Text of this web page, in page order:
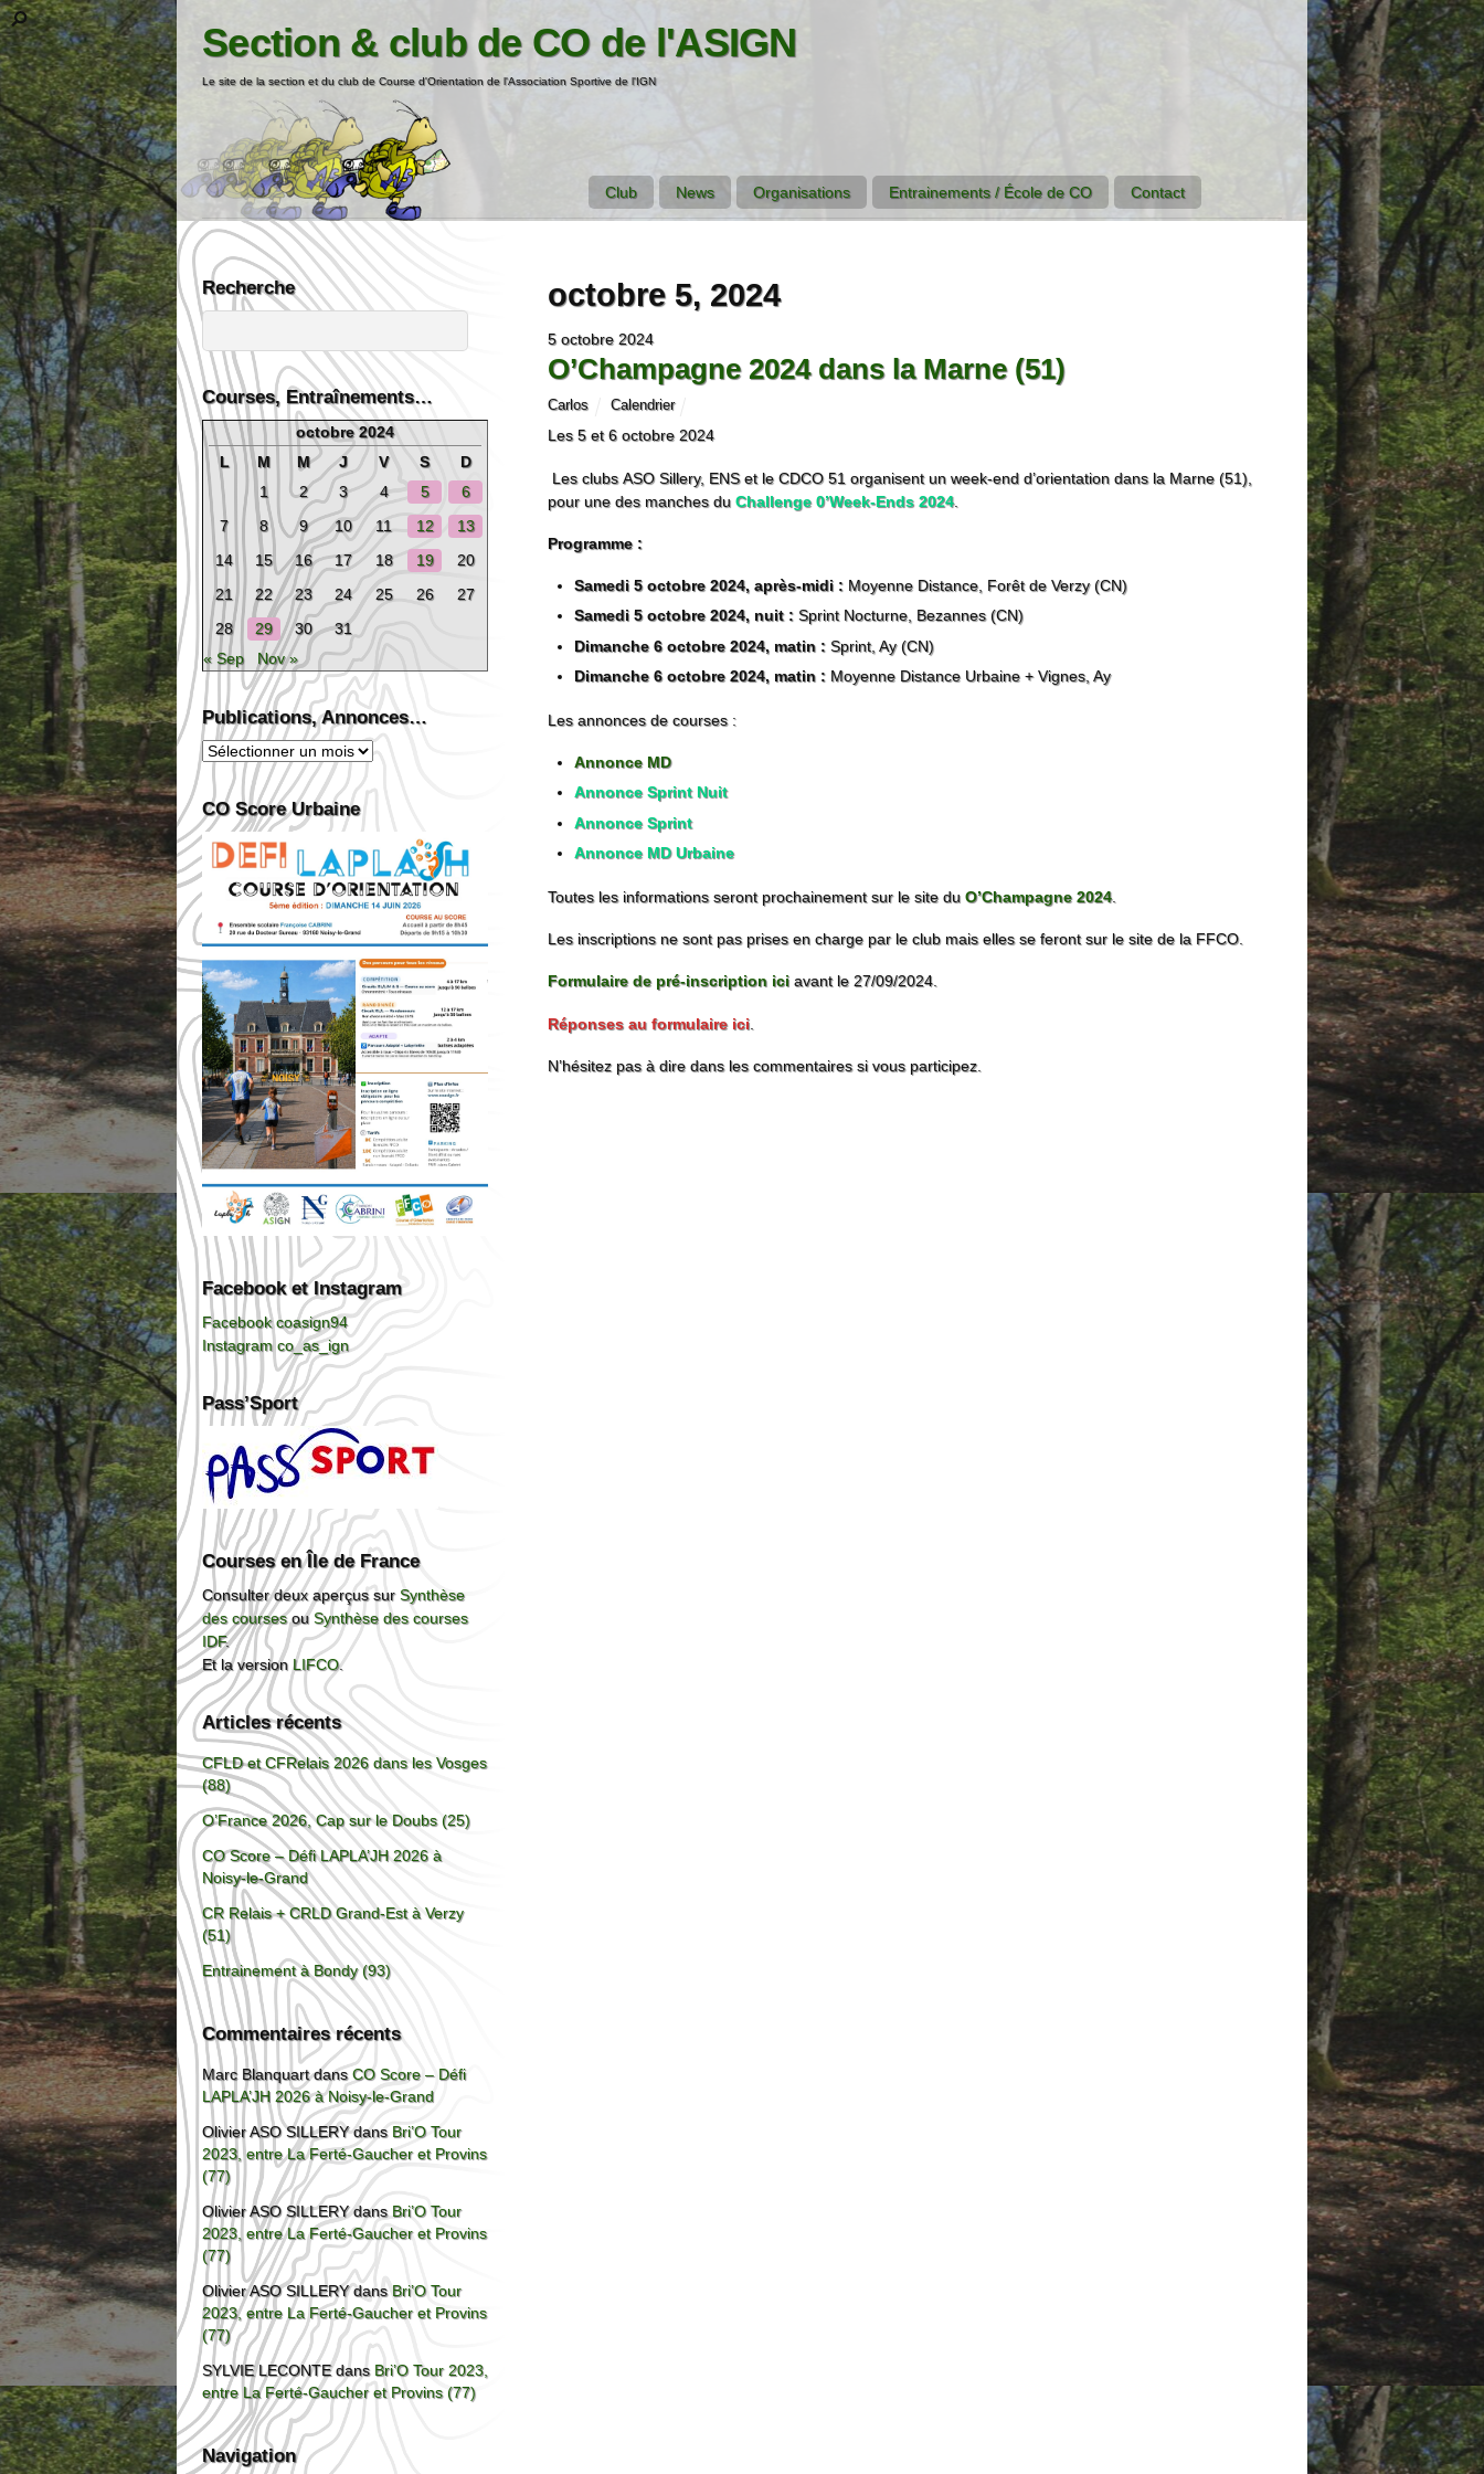
Section & club de CO de l'ASIGN
Le site de la section et du club de Course d'Orientation de l'Association Sportive de l'IGN
Club News Organisations Entrainements / École de CO Contact
octobre 5, 2024
5 octobre 2024
O’Champagne 2024 dans la Marne (51)
Carlos Calendrier
Les 5 et 6 octobre 2024
Les clubs ASO Sillery, ENS et le CDCO 51 organisent un week-end d’orientation dans la Marne (51),
pour une des manches du Challenge 0’Week-Ends 2024.
Programme :
Samedi 5 octobre 2024, après-midi :Moyenne Distance, Forêt de Verzy (CN)
Samedi 5 octobre 2024, nuit :Sprint Nocturne, Bezannes (CN)
Dimanche 6 octobre 2024, matin :Sprint, Ay (CN)
Dimanche 6 octobre 2024, matin :Moyenne Distance Urbaine + Vignes, Ay
Les annonces de courses :
Annonce MD
Annonce Sprint Nuit
Annonce Sprint
Annonce MD Urbaine
Toutes les informations seront prochainement sur le site du O’Champagne 2024.
Les inscriptions ne sont pas prises en charge par le club mais elles se feront sur le site de la FFCO.
Formulaire de pré-inscription iciavant le 27/09/2024.
Réponses au formulaire ici.
N’hésitez pas à dire dans les commentaires si vous participez.
Recherche
Courses, Entraînements…
octobre 2024
L
M M J V S
D
1
2 3 4 5
6
7
8 9 10 11 12
13
14
15 16 17 18 19
20
21
22 23 24 25 26
27
28
29 30
31
« Sep
Nov »
Publications, Annonces…
Publications,
Annonces…
CO Score Urbaine
Facebook et Instagram
Facebook coasign94
Instagram co_as_ign
Pass’Sport
Courses en Île de France
Consulter deux aperçus surSynthèse
des coursesouSynthèse des courses
IDF.
Et la version LIFCO.
Articles récents
CFLD et CFRelais 2026 dans les Vosges
(88)
O’France 2026, Cap sur le Doubs (25)
CO Score – Défi LAPLA’JH 2026 à
Noisy-le-Grand
CR Relais + CRLD Grand-Est à Verzy
(51)
Entrainement à Bondy (93)
Commentaires récents
Marc BlanquartdansCO Score – Défi
LAPLA’JH 2026 à Noisy-le-Grand
Olivier ASO SILLERYdans Bri’O Tour
2023, entre La Ferté-Gaucher et Provins
(77)
Olivier ASO SILLERYdans Bri’O Tour
2023, entre La Ferté-Gaucher et Provins
(77)
Olivier ASO SILLERYdans Bri’O Tour
2023, entre La Ferté-Gaucher et Provins
(77)
SYLVIE LECONTEdans Bri’O Tour 2023,
entre La Ferté-Gaucher et Provins (77)
Navigation